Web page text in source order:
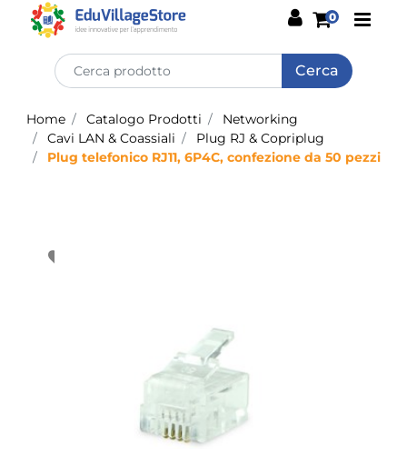
0
Home Catalogo Prodotti
Networking
Cavi LAN & Coassiali
Plug RJ & Copriplug
Plug telefonico RJ11, 6P4C, confezione da 50 pezzi